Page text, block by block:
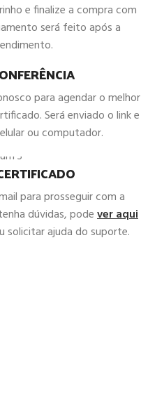
e finalize a compra com
será feito após a
para agendar o melhor
Será enviado o link e
ou computador.
para prosseguir com a
dúvidas, podever aqui
solicitar ajuda do suporte.